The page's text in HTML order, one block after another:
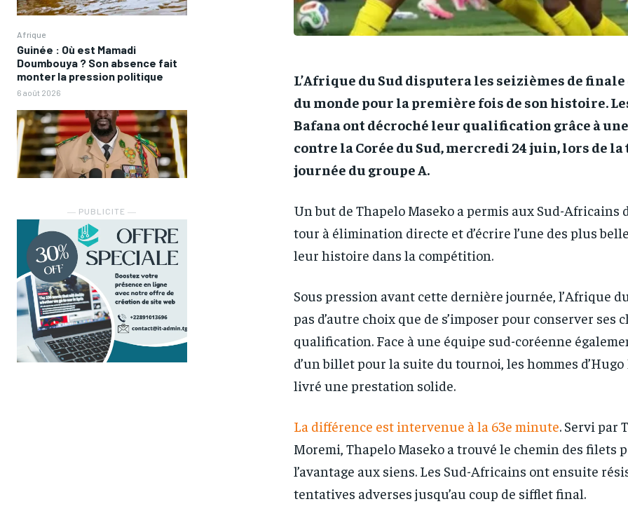
Afrique
Guinée : Où est Mamadi
Doumbouya ? Son absence fait
monter la pression politique
6 août 2026
― PUBLICITE ―
L’Afrique du Sud disputera les seizièmes de finale
du monde pour la première fois de son histoire.
Bafana ont décroché leur qualification grâce à
contre la Corée du Sud, mercredi 24 juin, lors de
journée du groupe A.
Un but de Thapelo Maseko a permis aux Sud-Africains
tour à élimination directe et d’écrire l’une des plus
leur histoire dans la compétition.
Sous pression avant cette dernière journée, l’Afrique
pas d’autre choix que de s’imposer pour conserver ses
qualification. Face à une équipe sud-coréenne
d’un billet pour la suite du tournoi, les hommes d’Hugo
livré une prestation solide.
La différence est intervenue à la 63e minute. Servi par
Moremi, Thapelo Maseko a trouvé le chemin des filets
l’avantage aux siens. Les Sud-Africains ont ensuite
tentatives adverses jusqu’au coup de sifflet final.